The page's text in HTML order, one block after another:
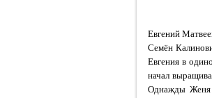
Евгений
Семён
Евгения в
начал
Однажды Женя